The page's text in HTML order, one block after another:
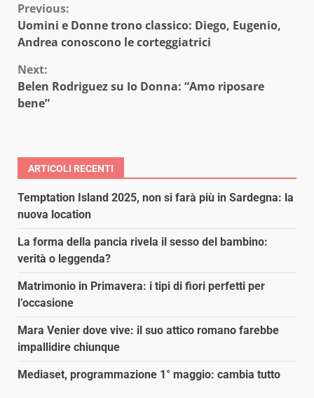
Continue
Reading
Previous:
Uomini e Donne trono classico: Diego, Eugenio,
Andrea conoscono le corteggiatrici
Next:
Belen Rodriguez su Io Donna: “Amo riposare
bene”
ARTICOLI RECENTI
Temptation Island 2025, non si farà più in Sardegna: la
nuova location
La forma della pancia rivela il sesso del bambino:
verità o leggenda?
Matrimonio in Primavera: i tipi di fiori perfetti per
l’occasione
Mara Venier dove vive: il suo attico romano farebbe
impallidire chiunque
Mediaset, programmazione 1° maggio: cambia tutto